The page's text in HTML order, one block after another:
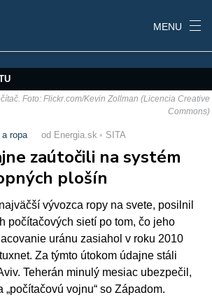
MENU
Foto: Flickr.com/Kevin Zollman (Licencia Creative
Commons)
a ropa od Energia.sk SITA
zaútočili na systém
plošín
vývozca ropy na svete, posilnil
počítačových sietí po tom, čo jeho
uránu zasiahol v roku 2010
Za týmto útokom údajne stáli
Teherán minulý mesiac ubezpečil,
„počítačovú vojnu“ so Západom.